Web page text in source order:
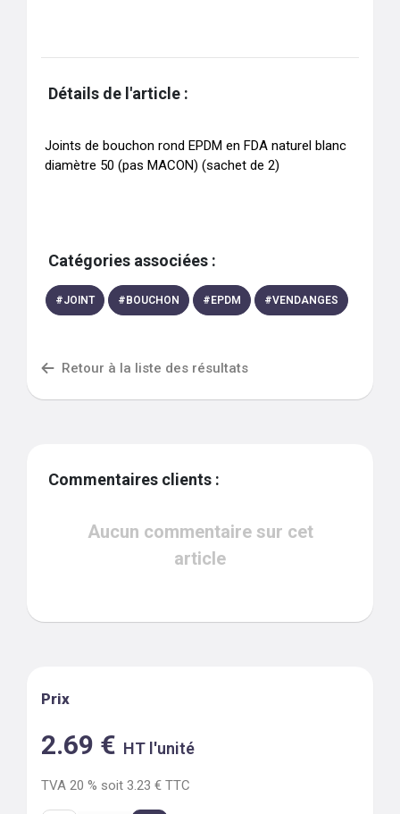
Détails de l'article :
Joints de bouchon rond EPDM en FDA naturel blanc
diamètre 50 (pas MACON) (sachet de 2)
Catégories associées :
#JOINT # BOUCHON # EPDM #VENDANGES
Retour à la liste des résultats
Commentaires clients :
Aucun commentaire sur cet
article
Prix
2.69 € HT l'unité
TVA 20 % soit 3.23 € TTC